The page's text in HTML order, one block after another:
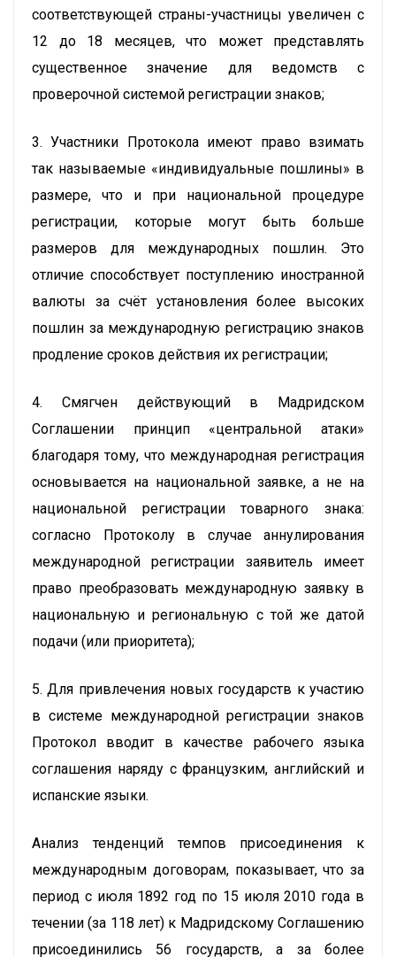
соответствующей страны-участницы увеличен с
12 до 18 месяцев, что может представлять
существенное значение для ведомств с
проверочной системой регистрации знаков;
3. Участники Протокола имеют право взимать
так называемые «индивидуальные пошлины» в
размере, что и при национальной процедуре
регистрации, которые могут быть больше
размеров для международных пошлин. Это
отличие способствует поступлению иностранной
валюты за счёт установления более высоких
пошлин за международную регистрацию знаков
продление сроков действия их регистрации;
4. Смягчен действующий в Мадридском
Соглашении принцип «центральной атаки»
благодаря тому, что международная регистрация
основывается на национальной заявке, а не на
национальной регистрации товарного знака:
согласно Протоколу в случае аннулирования
международной регистрации заявитель имеет
право преобразовать международную заявку в
национальную и региональную с той же датой
подачи (или приоритета);
5. Для привлечения новых государств к участию
в системе международной регистрации знаков
Протокол вводит в качестве рабочего языка
соглашения наряду с французким, английский и
испанские языки.
Анализ тенденций темпов присоединения к
международным договорам, показывает, что за
период с июля 1892 год по 15 июля 2010 года в
течении (за 118 лет) к Мадридскому Соглашению
присоединились 56 государств, а за более